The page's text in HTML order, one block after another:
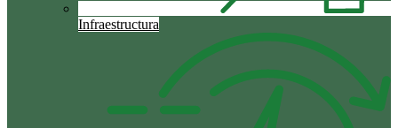
Infraestructura